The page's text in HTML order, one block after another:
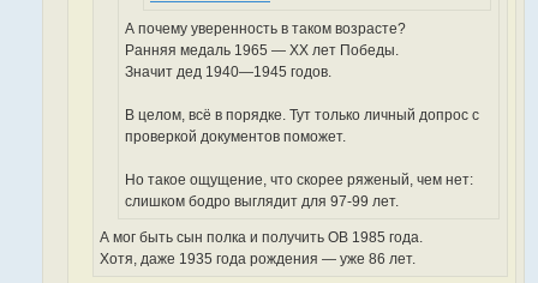
А почему уверенность в таком возрасте?
Ранняя медаль 1965 — ХХ лет Победы.
Значит дед 1940—1945 годов.
В целом, всё в порядке. Тут только личный допрос с
проверкой документов поможет.
Но такое ощущение, что скорее ряженый, чем нет:
слишком бодро выглядит для 97-99 лет.
А мог быть сын полка и получить ОВ 1985 года.
Хотя, даже 1935 года рождения — уже 86 лет.